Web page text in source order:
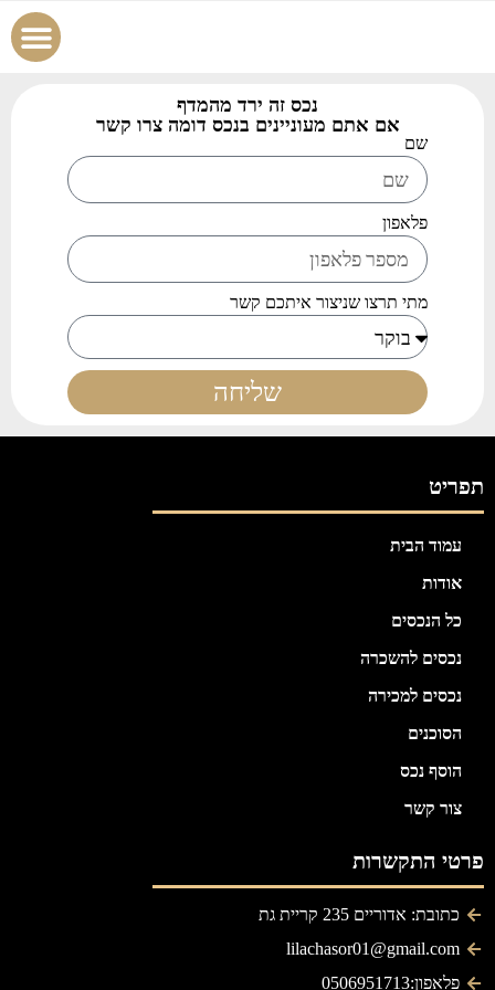
נכס זה ירד מהמדף
אם אתם מעוניינים בנכס דומה צרו קשר
שם
פלאפון
מתי תרצו שניצור איתכם קשר
שליחה
תפריט
עמוד הבית
אודות
כל הנכסים
נכסים להשכרה
נכסים למכירה
הסוכנים
הוסף נכס
צור קשר
פרטי התקשרות
כתובת: אדוריים 235 קריית גת
lilachasor01@gmail.com
פלאפון:0506951713